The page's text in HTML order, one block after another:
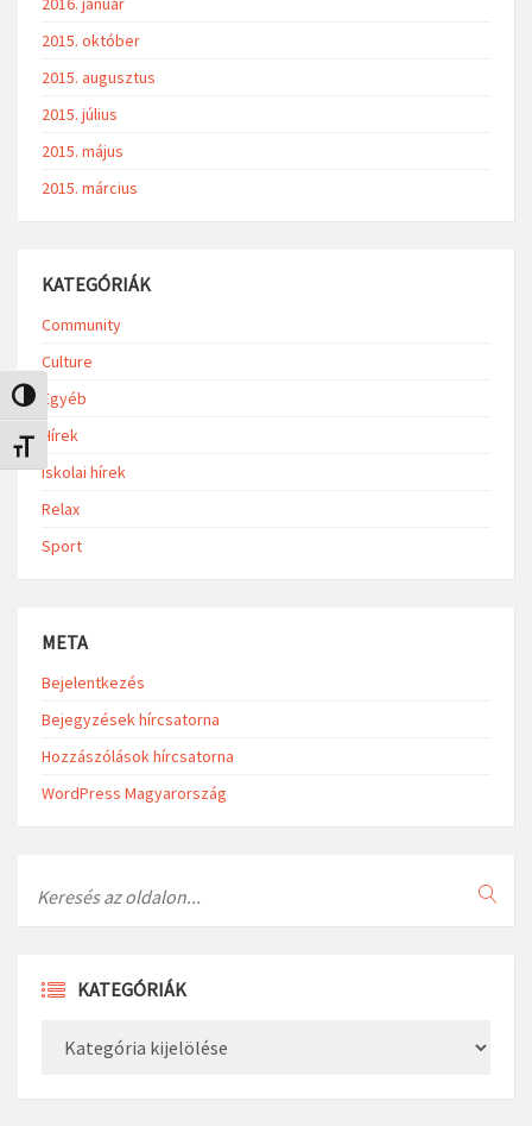
Nagy kontraszt váltása
Betűméret váltása
2015. október
2015. augusztus
2015. július
2015. május
2015. március
KATEGÓRIÁK
Community
Culture
Egyéb
Hírek
Iskolai hírek
Relax
Sport
META
Bejelentkezés
Bejegyzések hírcsatorna
Hozzászólások hírcsatorna
WordPress Magyarország
KATEGÓRIÁK